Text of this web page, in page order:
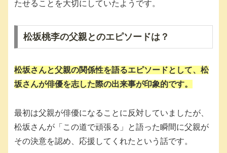
たせることを大切にしていたようです。
松坂桃李の父親とのエピソードは？
松坂さんと父親の関係性を語るエピソードとして、松
坂さんが俳優を志した際の出来事が印象的です。
最初は父親が俳優になることに反対していましたが、
松坂さんが「この道で頑張る」と語った瞬間に父親が
その決意を認め、応援してくれたという話です。